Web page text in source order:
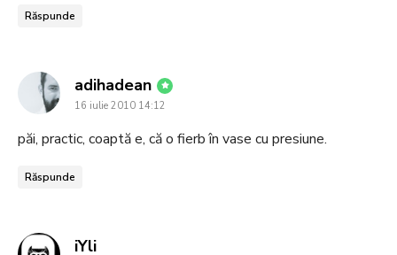
Răspunde
adihadean says:
16 iulie 2010 14:12
păi, practic, coaptă e, că o fierb în vase cu presiune.
Răspunde
iYlisays: